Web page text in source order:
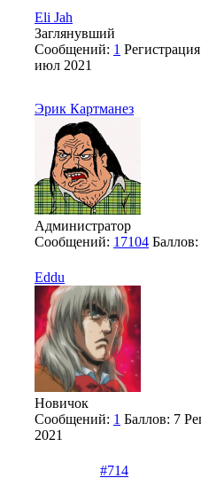
Eli Jah
Заглянувший
Сообщений: 1
июл 2021
Эрик Картманез
Администратор
Сообщений: 17104 Баллов:
Eddu
Новичок
Сообщений: 1 Баллов: 7
2021
#714